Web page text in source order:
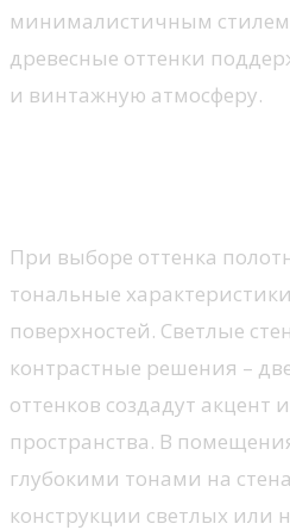
минималистичным
древесные оттенки
и винтажную атмосферу.
При выборе оттенка
тональные
поверхностей. Светлые
контрастные решения –
оттенков создадут акцент
пространства. В
глубокими тонами на
конструкции светлых или